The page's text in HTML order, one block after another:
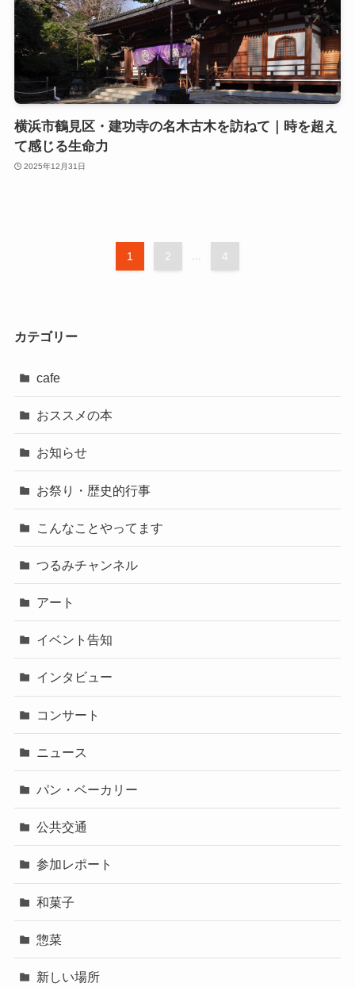
横浜市鶴見区・建功寺の名木古木を訪ねて｜時を超え
て感じる生命力
2025年12月31日
1 2 ... 4
カテゴリー
cafe
おススメの本
お知らせ
お祭り・歴史的行事
こんなことやってます
つるみチャンネル
アート
イベント告知
インタビュー
コンサート
ニュース
パン・ベーカリー
公共交通
参加レポート
和菓子
惣菜
新しい場所